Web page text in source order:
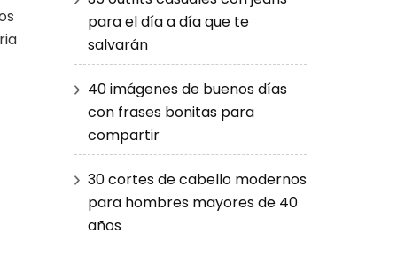
para el día a día que te
salvarán
40 imágenes de buenos días
con frases bonitas para
compartir
30 cortes de cabello modernos
para hombres mayores de 40
años